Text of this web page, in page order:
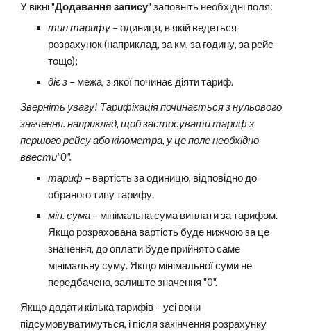
У вікні "Додавання запису" заповніть необхідні поля:
тип тарифу – одиниця, в якій ведеться
розрахунок (наприклад, за км, за годину, за рейс
тощо);
діє з – межа, з якої починає діяти тариф.
Зверніть увагу! Тарифікація починається з нульового
значення. наприклад, щоб застосувати тариф з
першого рейсу або кілометра, у це поле необхідно
ввести"0".
тариф – вартість за одиницю, відповідно до
обраного типу тарифу.
мін. сума – мінімальна сума виплати за тарифом.
Якщо розрахована вартість буде нижчою за це
значення, до оплати буде прийнято саме
мінімальну суму. Якщо мінімальної суми не
передбачено, залиште значення "0".
Якщо додати кілька тарифів – усі вони
підсумовуватимуться, і після закінчення розрахунку